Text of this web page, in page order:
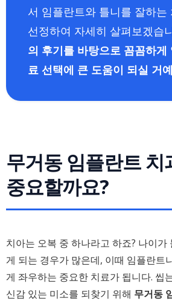
서 임플란트와 틀니를 잘하
선정하여 자세히 살펴보겠습
의 후기를 바탕으로 꼼꼼하게
료 선택에 큰 도움이 되실 거
무거동 임플란트 치
중요할까요?
치아는 오복 중 하나라고 하죠? 나이가
게 되는 경우가 많은데, 이때 임플란트
게 좌우하는 중요한 치료가 됩니다. 씹
신감 있는 미소를 되찾기 위해 무거동